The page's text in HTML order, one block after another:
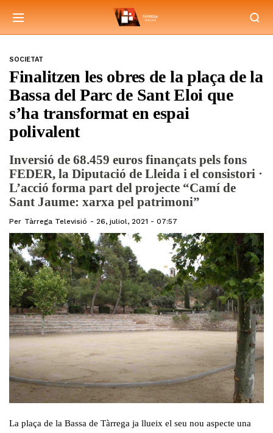
SOCIETAT
Finalitzen les obres de la plaça de la
Bassa del Parc de Sant Eloi que
s’ha transformat en espai
polivalent
Inversió de 68.459 euros finançats pels fons
FEDER, la Diputació de Lleida i el consistori ·
L’acció forma part del projecte “Camí de
Sant Jaume: xarxa pel patrimoni”
Per Tàrrega Televisió 26, juliol, 2021 - 07:57
La plaça de la Bassa de Tàrrega ja llueix el seu nou aspecte una